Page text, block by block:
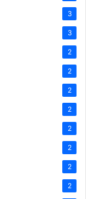
3
3
2
2
2
2
2
2
2
2